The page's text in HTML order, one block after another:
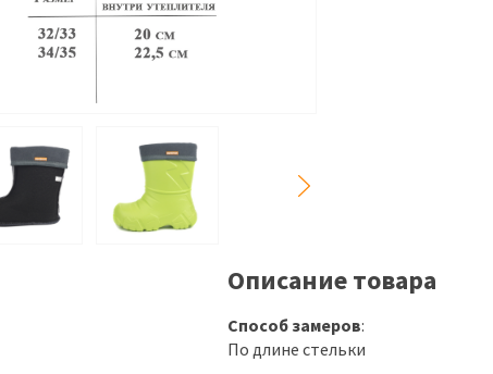
Описание товара
Способ замеров:
По длине стельки